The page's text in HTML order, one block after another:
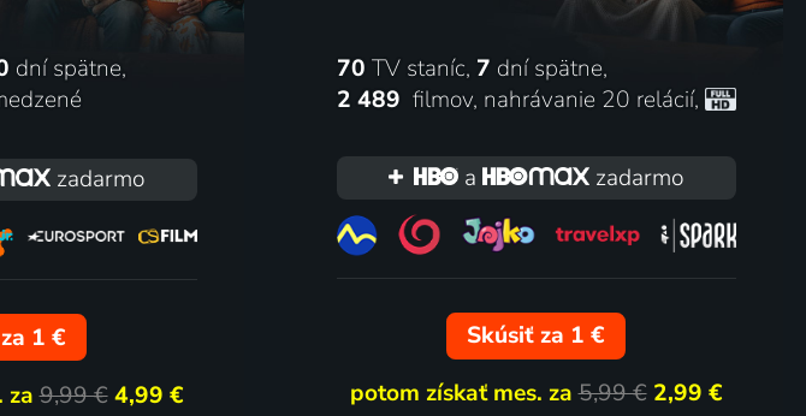
dní spätne,
zadarmo
1 €
za9,99 € 4,99 €
70 TV staníc, 7 dní spätne,
2 489 filmov, nahrávanie 20 relácií,
a zadarmo
Skúsiť za 1 €
potom získať mes. za5,99 € 2,99 €